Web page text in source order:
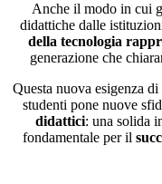
Anche il modo in cui
didattiche dalle
della tecnologia
generazione che
Questa nuova esigenza
studenti pone nuove
didattici: una solida
fondamentale per il